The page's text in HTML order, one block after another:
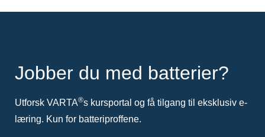
Jobber du med batterier?
Utforsk VARTA®s kursportal og få tilgang til eksklusiv e-
læring. Kun for batteriproffene.